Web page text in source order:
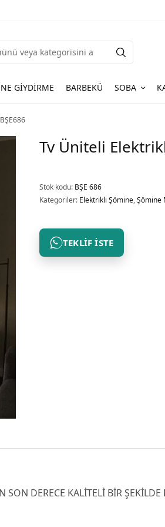
GIYDIRME BARBEKÜ SOBA
Tv Üniteli
Stok kodu: BŞE 686
Kategoriler: Elektrikli Şömine,Şömine
TEKLIF İSTE
DERECE KALİTELİ BİR